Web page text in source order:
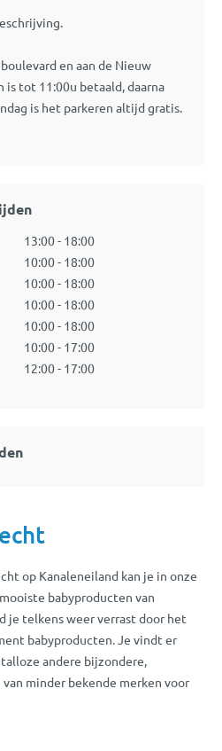
en aan de Nieuw
is tot 11:00u betaald, daarna
is het parkeren altijd gratis.
13:00 - 18:00
10:00 - 18:00
10:00 - 18:00
10:00 - 18:00
10:00 - 18:00
10:00 - 17:00
12:00 - 17:00
op Kanaleneiland kan je in onze
babyproducten van
je telkens weer verrast door het
babyproducten. Je vindt er
andere bijzondere,
minder bekende merken voor